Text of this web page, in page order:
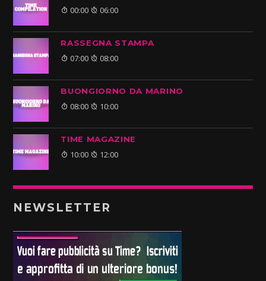
00:00 06:00
RASSEGNA STAMPA
07:00 08:00
BUONGIORNO DA MARINO
08:00 10:00
TIME MAGAZINE
10:00 12:00
NEWSLETTER